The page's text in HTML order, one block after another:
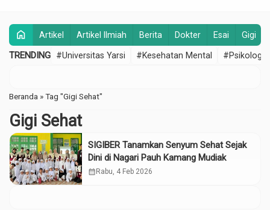
home Artikel Artikel Ilmiah Berita Dokter Esai Gigi
TRENDING #Universitas Yarsi #Kesehatan Mental #Psikologi
Beranda »Tag "Gigi Sehat"
Gigi Sehat
SIGIBER Tanamkan Senyum Sehat Sejak
Dini di Nagari Pauh Kamang Mudiak
calendar_month Rabu, 4 Feb 2026